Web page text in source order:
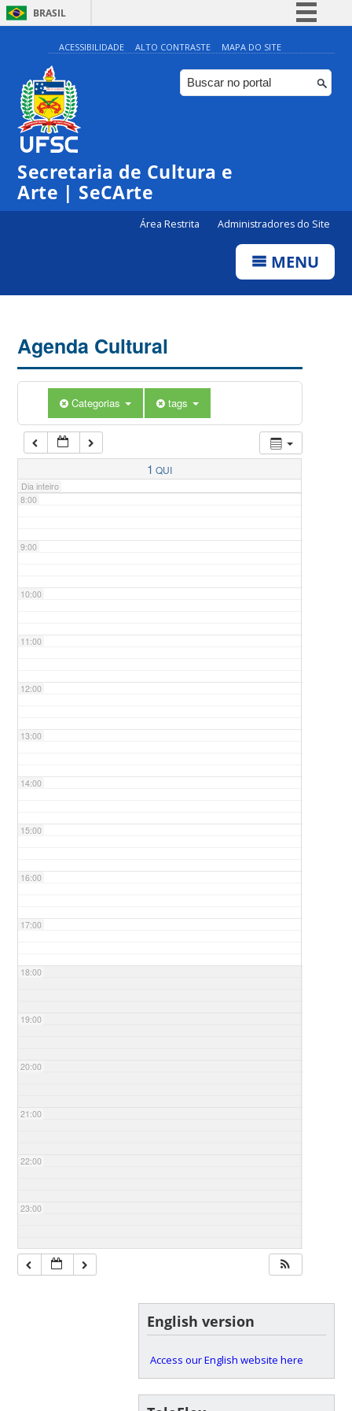
BRASIL
Simplifique!
Comunica BR
Participe
ACESSIBILIDADE ALTO CONTRASTE MAPA DO SITE
Secretaria de Cultura e
Arte | SeCArte
Área Restrita Administradores do Site
MENU
Agenda Cultural
Categorias tags
1 QUI
Dia inteiro
0:00
1:00
5:00
7:00
8:00
9:00
10:00
11:00
12:00
13:00
14:00
15:00
16:00
17:00
18:00
19:00
20:00
21:00
22:00
23:00
English version
Access our English website here